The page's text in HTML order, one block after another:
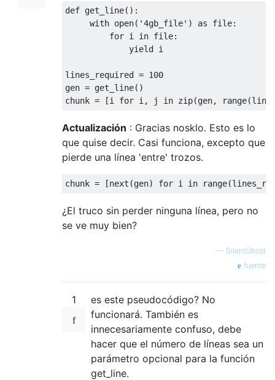
def get_line():
with open( '4gb_file' ) as file:
for i in file:
yield i
lines_required = 100
gen = get_line()
chunk = [i for i , j in zip(gen, range(
Actualización : Gracias nosklo. Esto es lo
que quise decir. Casi funciona, excepto que
pierde una línea 'entre' trozos.
chunk = [next (gen) for i in range(
¿El truco sin perder ninguna línea, pero no
se ve muy bien?
— SilentGhost
fuente
1
es este pseudocódigo? No
funcionará. También es
innecesariamente confuso, debe
hacer que el número de líneas sea un
parámetro opcional para la función
get_line.